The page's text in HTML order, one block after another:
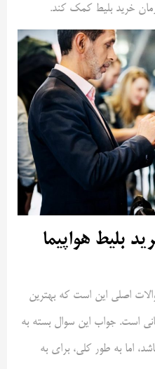
خرید بلیط کمک کند.
بلیط هواپیما
اصلی این است که بهترین
است. جواب این سوال بسته به
اما به طور کلی، برای به